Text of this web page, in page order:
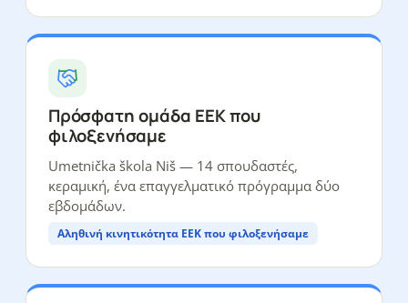
Πρόσφατη ομάδα ΕΕΚ που
φιλοξενήσαμε
Umetnička škola Niš — 14 σπουδαστές,
κεραμική, ένα επαγγελματικό πρόγραμμα δύο
εβδομάδων.
Αληθινή κινητικότητα ΕΕΚ που φιλοξενήσαμε